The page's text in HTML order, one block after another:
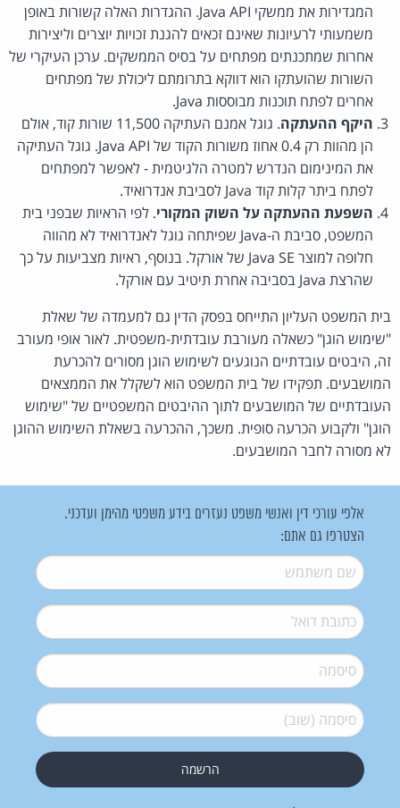
המגדירות את ממשקי Java API. ההגדרות האלה קשורות באופן
משמעותי לרעיונות שאינם זכאים להגנת זכויות יוצרים וליצירות
אחרות שמתכנתים מפתחים על בסיס הממשקים. ערכן העיקרי של
השורות שהועתקו הוא דווקא בתרומתם ליכולת של מפתחים
אחרים לפתח תוכנות מבוססות Java.
היקף ההעתקה
. גוגל אמנם העתיקה 11,500 שורות קוד, אולם
הן מהוות רק 0.4 אחוז משורות הקוד של Java API. גוגל העתיקה
את המינימום הנדרש למטרה הלגיטמית - לאפשר למפתחים
לפתח ביתר קלות קוד Java לסביבת אנדרואיד.
השפעת ההעתקה על השוק המקורי. לפי הראיות שבפני בית
המשפט, סביבת ה-Java שפיתחה גוגל לאנדרואיד לא מהווה
חלופה למוצר Java SE של אורקל. בנוסף, ראיות מצביעות על כך
שהרצת Java בסביבה אחרת תיטיב עם אורקל.
בית המשפט העליון התייחס בפסק הדין גם למעמדה של שאלת
"שימוש הוגן" כשאלה מעורבת עובדתית-משפטית. לאור אופי מעורב
זה, היבטים עובדתיים הנוגעים לשימוש הוגן מסורים להכרעת
המושבעים. תפקידו של בית המשפט הוא לשקלל את הממצאים
העובדתיים של המושבעים לתוך ההיבטים המשפטיים של "שימוש
הוגן" ולקבוע הכרעה סופית. משכך, ההכרעה בשאלת השימוש ההוגן
לא מסורה לחבר המושבעים.
אלפי עורכי דין ואנשי משפט נעזרים בידע משפטי מהימן ועדכני.
הצטרפו גם אתם:
שם משתמש*
דואל*
סיסמה*
סיסמה (שוב)*